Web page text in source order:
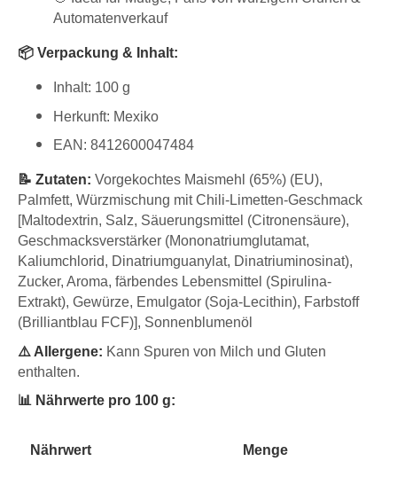
Automatenverkauf
📦 Verpackung & Inhalt:
Inhalt: 100 g
Herkunft: Mexiko
EAN: 8412600047484
📝 Zutaten: Vorgekochtes Maismehl (65%) (EU),
Palmfett, Würzmischung mit Chili-Limetten-Geschmack
[Maltodextrin, Salz, Säuerungsmittel (Citronensäure),
Geschmacksverstärker (Mononatriumglutamat,
Kaliumchlorid, Dinatriumguanylat, Dinatriuminosinat),
Zucker, Aroma, färbendes Lebensmittel (Spirulina-
Extrakt), Gewürze, Emulgator (Soja-Lecithin), Farbstoff
(Brilliantblau FCF)], Sonnenblumenöl
⚠️ Allergene: Kann Spuren von Milch und Gluten
enthalten.
📊 Nährwerte pro 100 g:
Nährwert Menge